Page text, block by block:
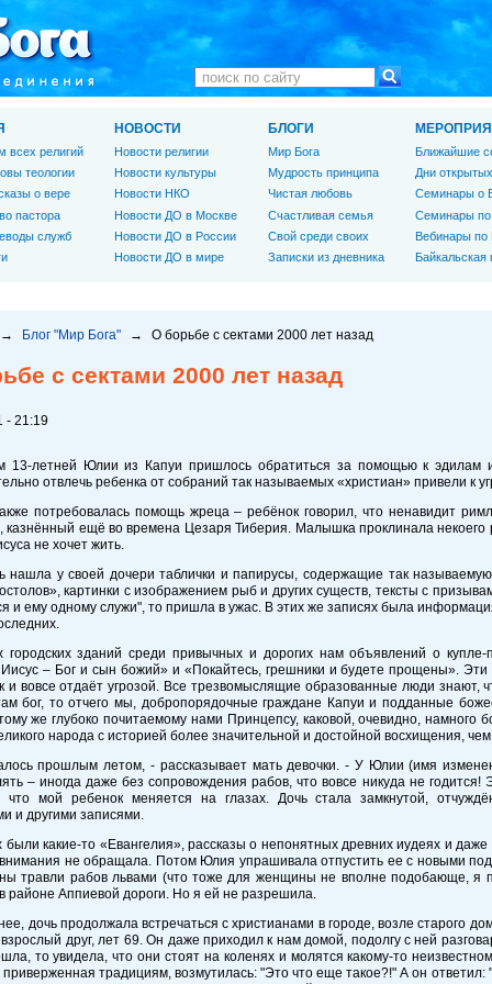
→ Блог "Мир Бога" → О борьбе с сектами 2000 лет назад
с сектами 2000 лет назад
- 21:19
13-летней Юлии из Капуи пришлось обратиться за помощью к эдилам
отвлечь ребенка от собраний так называемых «христиан» привели к
потребовалась помощь жреца – ребёнок говорил, что ненавидит
казнённый ещё во времена Цезаря Тиберия. Малышка проклинала некоего
не хочет жить.
нашла у своей дочери таблички и папирусы, содержащие так
картинки с изображением рыб и других существ, тексты с
и ему одному служи", то пришла в ужас. В этих же записях была
городских зданий среди привычных и дорогих нам объявлений о
– Бог и сын божий» и «Покайтесь, грешники и будете прощены».
и вовсе отдаёт угрозой. Все трезвомыслящие образованные люди знают,
бог, то отчего мы, добропорядочные граждане Капуи и подданные
же глубоко почитаемому нами Принцепсу, каковой, очевидно, намного
народа с историей более значительной и достойной восхищения,
прошлым летом, - рассказывает мать девочки. - У Юлии (имя
– иногда даже без сопровождения рабов, что вовсе никуда не
что мой ребенок меняется на глазах. Дочь стала замкнутой,
и другими записями.
какие-то «Евангелия», рассказы о непонятных древних иудеях и
не обращала. Потом Юлия упрашивала отпустить ее с новыми
травли рабов львами (что тоже для женщины не вполне подобающе, я
районе Аппиевой дороги. Но я ей не разрешила.
дочь продолжала встречаться с христианами в городе, возле старого
друг, лет 69. Он даже приходил к нам домой, подолгу с ней
то увидела, что они стоят на коленях и молятся какому-то
традициям, возмутилась: "Это что еще такое?!" А он ответил:
всех религий
теологии
о вере
пастора
служб
НОВОСТИ
Новости религии
Новости культуры
Новости НКО
Новости ДО в Москве
Новости ДО в России
Новости ДО в мире
БЛОГИ
Мир Бога
Мудрость принципа
Чистая любовь
Счастливая семья
Свой среди своих
Записки из дневника
Ближайшие
Дни
Семинары о
Семинары
Вебинары по
Байкальская